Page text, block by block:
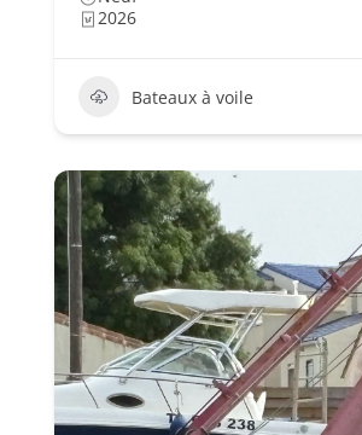
2026
Bateaux à voile